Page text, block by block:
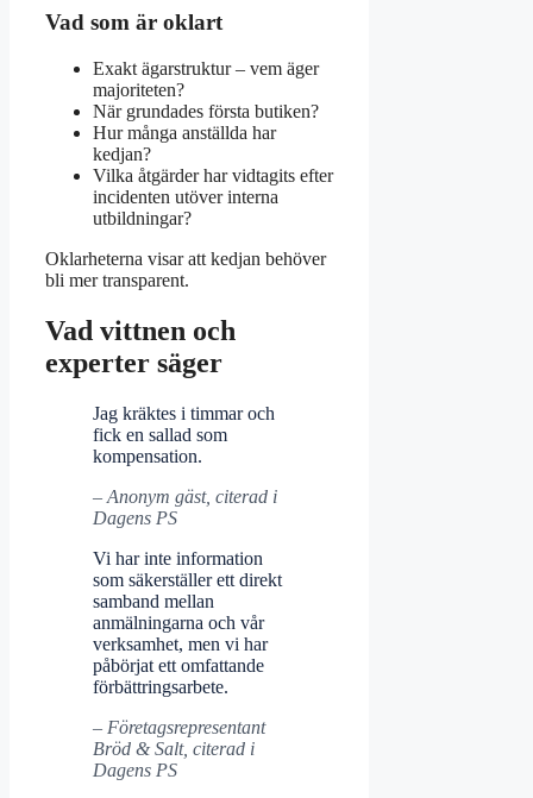
Vad som är oklart
Exakt ägarstruktur – vem äger
majoriteten?
När grundades första butiken?
Hur många anställda har
kedjan?
Vilka åtgärder har vidtagits efter
incidenten utöver interna
utbildningar?
Oklarheterna visar att kedjan behöver
bli mer transparent.
Vad vittnen och
experter säger
Jag kräktes i timmar och
fick en sallad som
kompensation.
– Anonym gäst, citerad i
Dagens PS
Vi har inte information
som säkerställer ett direkt
samband mellan
anmälningarna och vår
verksamhet, men vi har
påbörjat ett omfattande
förbättringsarbete.
– Företagsrepresentant
Bröd & Salt, citerad i
Dagens PS